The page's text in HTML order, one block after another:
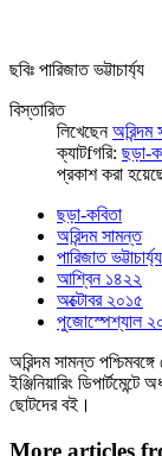
ছবিঃ পারিজাত ভট্টাচার্য্য
বিস্তারিত
লিখেছেনঅরিন্দম
ক্যাটfগরি: ছড়া-
প্রকাশ করা
ছড়া-কবিতা
অরিন্দম সামন্ত
পারিজাত ভট্টাচার্য্য
আশ্বিন ১৪২২
অক্টোবর ২০১৫
পুজোস্পেশ্যাল
অরিন্দম সামন্ত
ইঞ্জিনিয়ারিং
ছোটদের বই।
More articles